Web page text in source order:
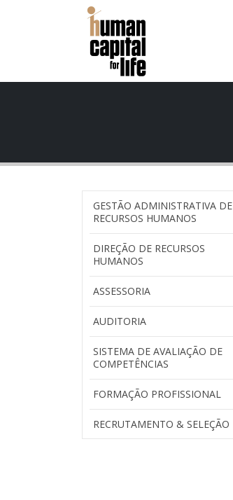
GESTÃO ADMINISTRATIVA DE
RECURSOS HUMANOS
DIREÇÃO DE RECURSOS
HUMANOS
ASSESSORIA
AUDITORIA
SISTEMA DE AVALIAÇÃO DE
COMPETÊNCIAS
FORMAÇÃO PROFISSIONAL
RECRUTAMENTO & SELEÇÃO